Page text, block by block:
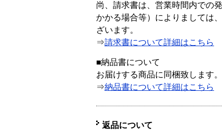
尚、請求書は、営業時間内での
かかる場合等）によりましては
ざいます。
⇒請求書について詳細はこちら
■納品書について
お届けする商品に同梱致します。
⇒納品書について詳細はこちら
返品について